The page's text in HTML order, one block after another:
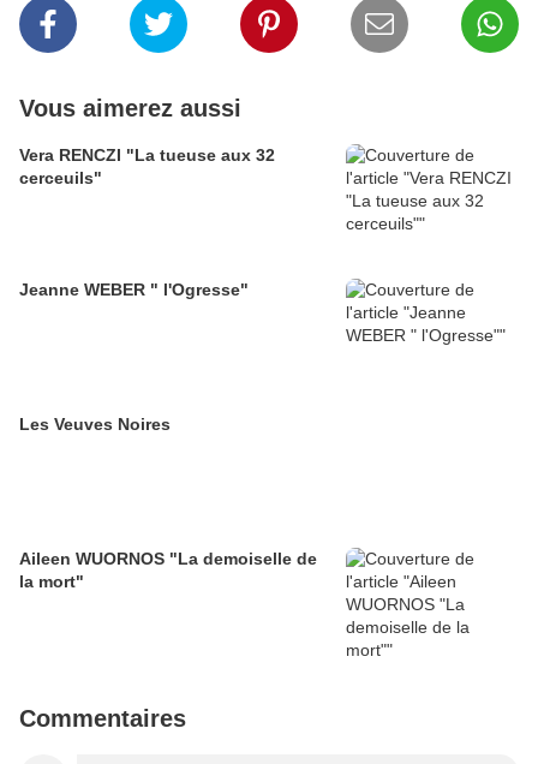
Vous aimerez aussi
Vera RENCZI "La tueuse aux 32
cerceuils"
Jeanne WEBER " l'Ogresse"
Les Veuves Noires
Aileen WUORNOS "La demoiselle de
la mort"
Commentaires